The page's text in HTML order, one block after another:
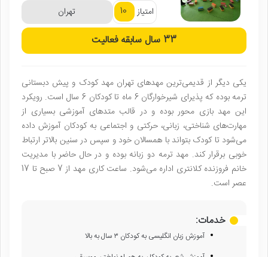
امتیاز
10 تهران
33 سال سابقه فعالیت
یکی دیگر از قدیمی‌ترین مهدهای تهران مهد کودک و پیش دبستانی
ترمه بوده که پذیرای شیرخوارگان 6 ماه تا کودکان 6 سال است. رویکرد
این مهد بازی محور بوده و در قالب متدهای آموزشی بسیاری از
مهارت‌های شناختی، زبانی، حرکتی و اجتماعی به کودکان آموزش داده
می‌شود تا کودک بتواند با همسالان خود و سپس در سنین بالاتر ارتباط
خوبی برقرار کند. مهد ترمه دو زبانه بوده و در حال حاضر با مدیریت
خانم فروزنده کلانتری اداره می‌شود. ساعت کاری مهد از 7 صبح تا 17
عصر است.
خدمات:
آموزش زبان انگلیسی به کودکان ۳ سال به بالا